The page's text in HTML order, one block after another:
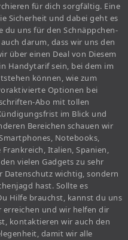
für dich sorgfältig. Eine
Sicherheit und dabei geht es
du uns für den Schnäppchen-
darum, dass wir uns den
über einen Deal von Diesem
Handytarif sein, bei dem im
können, wie zum
Optionen bei
Abo mit tollen
im Blick und
Bereichen schauen wir
Notebooks,
Italien, Spanien,
vielen Gadgets zu sehr
wichtig, sondern
hast. Sollte es
Hilfe brauchst, kannst du uns
und wir helfen dir
kontaktieren wir auch den
damit wir alle